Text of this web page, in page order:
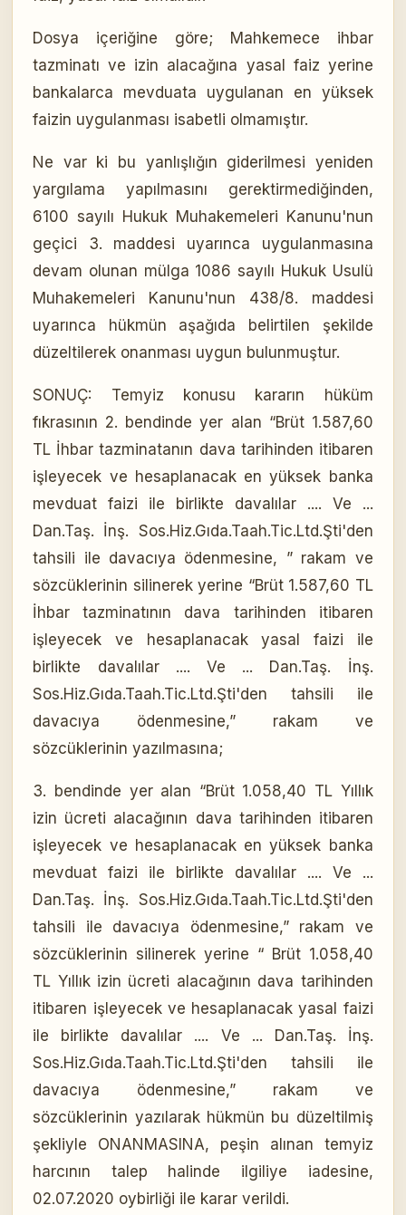
Dosya içeriğine göre; Mahkemece ihbar
tazminatı ve izin alacağına yasal faiz yerine
bankalarca mevduata uygulanan en yüksek
faizin uygulanması isabetli olmamıştır.
Ne var ki bu yanlışlığın giderilmesi yeniden
yargılama yapılmasını gerektirmediğinden,
6100 sayılı Hukuk Muhakemeleri Kanunu'nun
geçici 3. maddesi uyarınca uygulanmasına
devam olunan mülga 1086 sayılı Hukuk Usulü
Muhakemeleri Kanunu'nun 438/8. maddesi
uyarınca hükmün aşağıda belirtilen şekilde
düzeltilerek onanması uygun bulunmuştur.
SONUÇ: Temyiz konusu kararın hüküm
fıkrasının 2. bendinde yer alan “Brüt 1.587,60
TL İhbar tazminatanın dava tarihinden itibaren
işleyecek ve hesaplanacak en yüksek banka
mevduat faizi ile birlikte davalılar .... Ve ...
Dan.Taş. İnş. Sos.Hiz.Gıda.Taah.Tic.Ltd.Şti'den
tahsili ile davacıya ödenmesine, ” rakam ve
sözcüklerinin silinerek yerine “Brüt 1.587,60 TL
İhbar tazminatının dava tarihinden itibaren
işleyecek ve hesaplanacak yasal faizi ile
birlikte davalılar .... Ve ... Dan.Taş. İnş.
Sos.Hiz.Gıda.Taah.Tic.Ltd.Şti'den tahsili ile
davacıya ödenmesine,” rakam ve
sözcüklerinin yazılmasına;
3. bendinde yer alan “Brüt 1.058,40 TL Yıllık
izin ücreti alacağının dava tarihinden itibaren
işleyecek ve hesaplanacak en yüksek banka
mevduat faizi ile birlikte davalılar .... Ve ...
Dan.Taş. İnş. Sos.Hiz.Gıda.Taah.Tic.Ltd.Şti'den
tahsili ile davacıya ödenmesine,” rakam ve
sözcüklerinin silinerek yerine “ Brüt 1.058,40
TL Yıllık izin ücreti alacağının dava tarihinden
itibaren işleyecek ve hesaplanacak yasal faizi
ile birlikte davalılar .... Ve ... Dan.Taş. İnş.
Sos.Hiz.Gıda.Taah.Tic.Ltd.Şti'den tahsili ile
davacıya ödenmesine,” rakam ve
sözcüklerinin yazılarak hükmün bu düzeltilmiş
şekliyle ONANMASINA, peşin alınan temyiz
harcının talep halinde ilgiliye iadesine,
02.07.2020 oybirliği ile karar verildi.